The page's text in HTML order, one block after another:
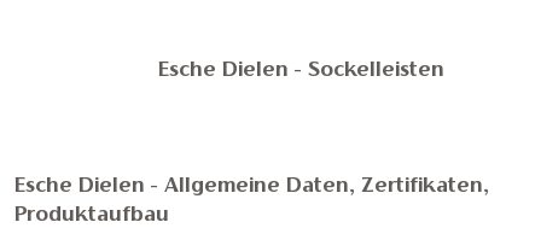
Esche Dielen - Sockelleisten
Esche Dielen - Allgemeine Daten, Zertifikaten,
Produktaufbau